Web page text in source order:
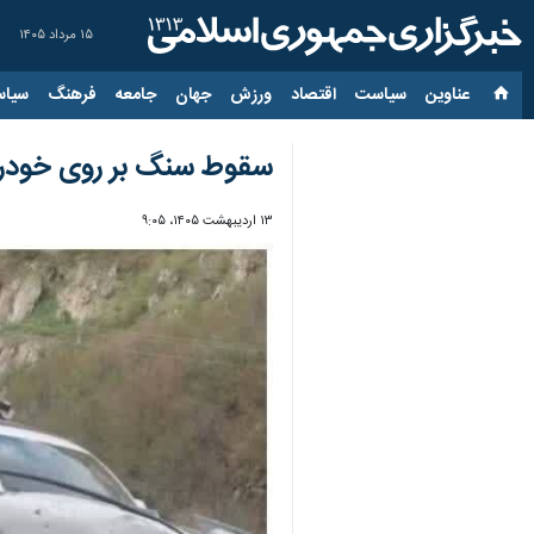
۱۵ مرداد ۱۴۰۵
عناوین‌ سیاست اقتصاد ورزش جهان جامعه فرهنگ
سقوط سنگ بر روی خودرو در جاده
۱۳ اردیبهشت ۱۴۰۵، ۹:۰۵